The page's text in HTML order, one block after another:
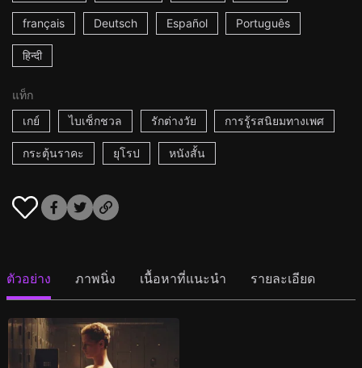
français Deutsch Español Português
हिन्दी
แท็ก
เกย์
ไบเซ็กชวล รักต่างวัย การรู้รสนิยมทางเพศ
กระตุ้นราคะ ยุโรป หนังสั้น
ตัวอย่าง ภาพนิ่ง เนื้อหาที่แนะนำ รายละเอียด